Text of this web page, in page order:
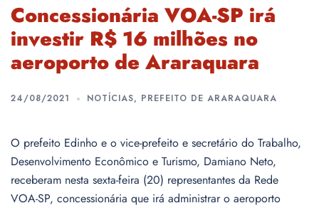
Concessionária VOA-SP irá
investir R$ 16 milhões no
aeroporto de Araraquara
24/08/2021 NOTÍCIAS, PREFEITO DE ARARAQUARA
O prefeito Edinho e o vice-prefeito e secretário do Trabalho,
Desenvolvimento Econômico e Turismo, Damiano Neto,
receberam nesta sexta-feira (20) representantes da Rede
VOA-SP, concessionária que irá administrar o aeroporto